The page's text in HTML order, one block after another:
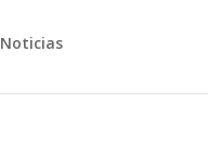
Noticias